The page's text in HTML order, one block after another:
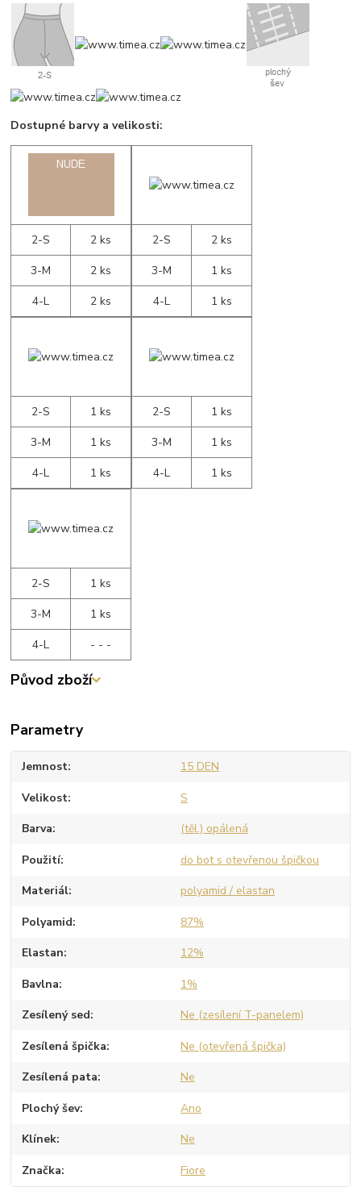
Dostupné barvy a velikosti:
2-S
2 ks
3-M
2 ks
4-L
2 ks
2-S
2 ks
3-M
1 ks
4-L
1 ks
2-S
1 ks
3-M
1 ks
4-L
1 ks
2-S
1 ks
3-M
1 ks
4-L
1 ks
2-S
1 ks
3-M
1 ks
4-L
- - -
Původ zboží
Parametry
Jemnost 15 DEN
Velikost S
Barva (těl.) opálená
Použití do bot s otevřenou špičkou
Materiál polyamid / elastan
Polyamid 87%
Elastan 12%
Bavlna 1%
Zesílený sed Ne (zesílení T-panelem)
Zesílená špička Ne (otevřená špička)
Zesílená pata Ne
Plochý šev Ano
Klínek Ne
Značka Fiore